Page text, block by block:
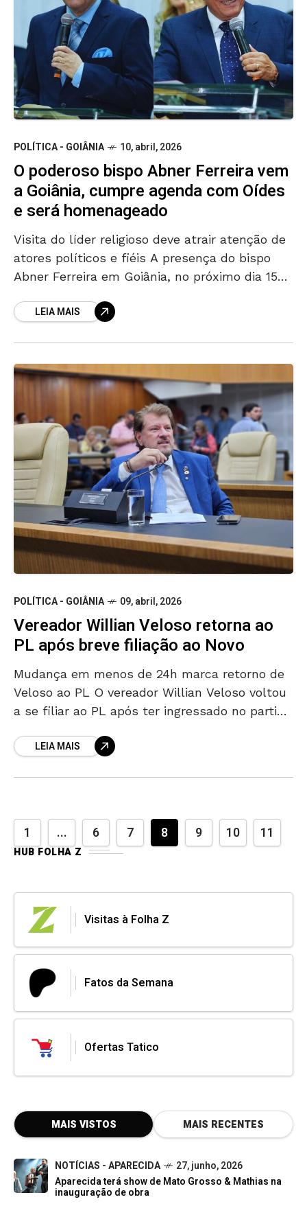
POLÍTICA - GOIÂNIA 10, abril, 2026
O poderoso bispo Abner Ferreira vem
a Goiânia, cumpre agenda com Oídes
e será homenageado
Visita do líder religioso deve atrair atenção de
atores políticos e fiéis A presença do bispo
Abner Ferreira em Goiânia, no próximo dia 15
LEIA MAIS
POLÍTICA - GOIÂNIA 09, abril, 2026
Vereador Willian Veloso retorna ao
PL após breve filiação ao Novo
Mudança em menos de 24h marca retorno de
Veloso ao PL O vereador Willian Veloso voltou
a se filiar ao PL após ter ingressado no partido
LEIA MAIS
1 ... 6 7 8 9 10 11
HUB FOLHA Z
Visitas à Folha Z
Fatos da Semana
Ofertas Tatico
MAIS VISTOS MAIS RECENTES
NOTÍCIAS - APARECIDA
27, junho, 2026
Aparecida terá show de Mato Grosso & Mathias na
inauguração de obra